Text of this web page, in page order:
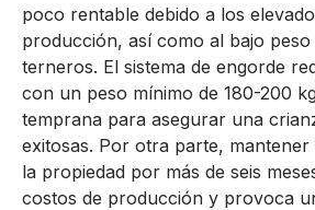
poco rentable debido a los
producción, así como al bajo
terneros. El sistema de engorde
con un peso mínimo de 180-200
temprana para asegurar una
exitosas. Por otra parte,
la propiedad por más de seis
costos de producción y provoca